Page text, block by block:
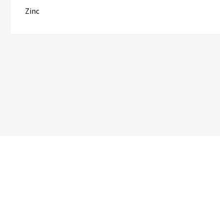
Zinc